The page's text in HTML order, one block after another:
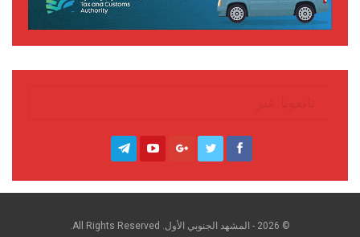
© 2026 - المشهد الجنوبي الأول. All Rights Reserved.